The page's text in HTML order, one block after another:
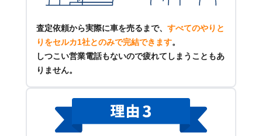
査定依頼から実際に車を売るまで、 すべてのやりと
りをセルカ1社とのみで完結できます。
しつこい営業電話もないので疲れてしまうこともあ
りません。